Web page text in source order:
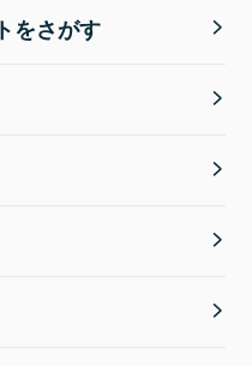
をさがす